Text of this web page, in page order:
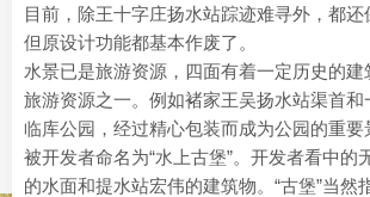
目前，除王十字庄扬水站踪迹难寻外，都还
但原设计功能都基本作废了。
水景已是旅游资源，四面有着一定历史的建
旅游资源之一。例如褚家王吴扬水站渠首和
临库公园，经过精心包装而成为公园的重
被开发者命名为“水上古堡”。开发者看中的
的水面和提水站宏伟的建筑物。“古堡”当然